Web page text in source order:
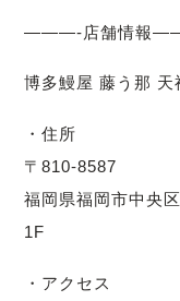
———-店舗情報
博多鰻屋 藤う那 天
・住所
〒810-8587
福岡県福岡市中央
1F
・アクセス